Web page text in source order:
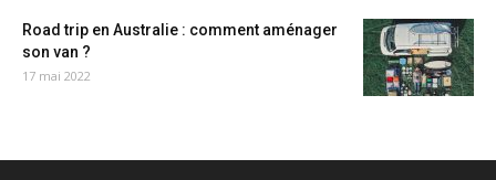
Road trip en Australie : comment aménager
son van ?
17 mai 2022